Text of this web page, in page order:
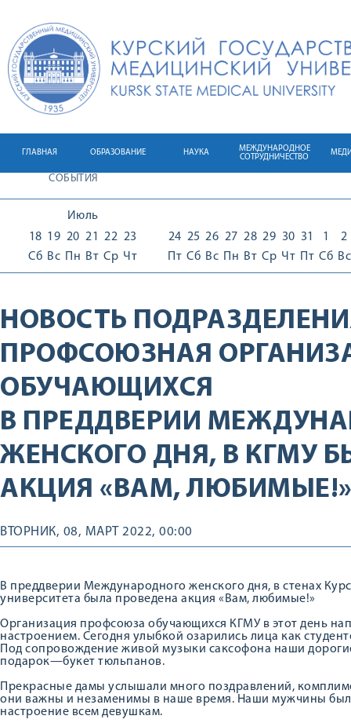
ГЛАВНАЯ ОБРАЗОВАНИЕ НАУКА
МЕЖДУНАРОДНОЕ
СОТРУДНИЧЕСТВО
СОБЫТИЯ
Июль
18
Сб
19
Вс
20
Пн
21
Вт
22
Ср
23
Чт
24
Пт
25
Сб
26
Вс
27
Пн
28
Вт
29
Ср
30
Чт
31
Пт
1
Сб
2
Вс
НОВОСТЬ
ПРОФСОЮЗНАЯ
ОБУЧАЮЩИХСЯ
В ПРЕДДВЕРИИ
ЖЕНСКОГО ДНЯ, В КГМУ
АКЦИЯ «ВАМ,
ВТОРНИК, 08, МАРТ 2022, 00:00
В преддверии Международного женского дня, в стенах
университета была проведена акция «Вам, любимые!»
Организация профсоюза обучающихся КГМУ в этот день
настроением. Сегодня улыбкой озарились лица как
Под сопровождение живой музыки саксофона наши
подарок—букет тюльпанов.
Прекрасные дамы услышали много поздравлений,
они важны и незаменимы в наше время. Наши мужчины
настроение всем девушкам.